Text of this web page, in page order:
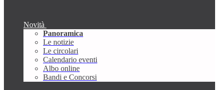
Novità
Panoramica
Le notizie
Le circolari
Calendario eventi
Albo online
Bandi e Concorsi